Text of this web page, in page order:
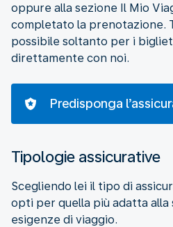
oppure alla sezione Il Mio
completato la prenotazione.
possibile soltanto per i
direttamente con noi.
Predisponga
Tipologie assicurative
Scegliendo lei il tipo di
opti per quella più adatta alla
esigenze di viaggio.